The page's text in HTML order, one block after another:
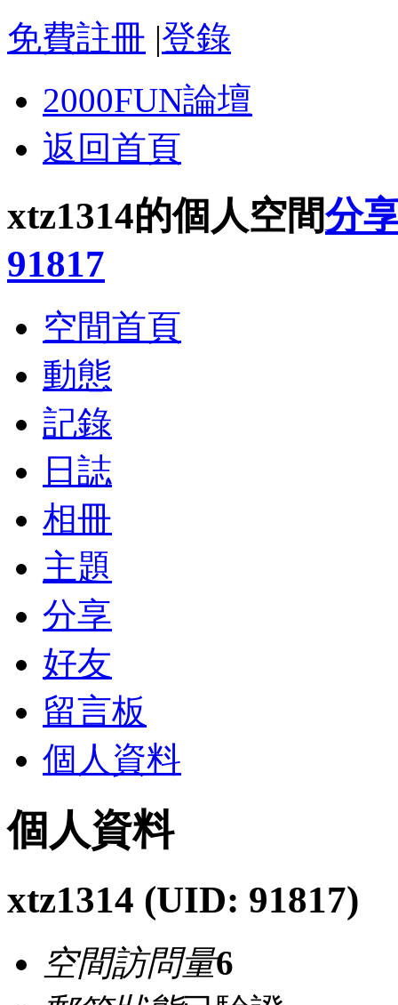
免費註冊 |登錄
2000FUN論壇
返回首頁
xtz1314的個人空間分
91817
空間首頁
動態
記錄
日誌
相冊
主題
分享
好友
留言板
個人資料
個人資料
xtz1314 (UID: 91817)
空間訪問量6